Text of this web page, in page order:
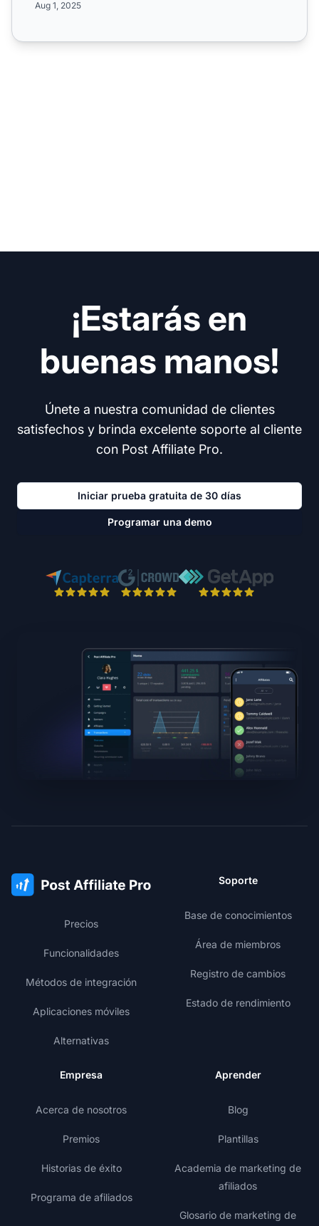
Aug 1, 2025
¡Estarás en
buenas manos!
Únete a nuestra comunidad de clientes
satisfechos y brinda excelente soporte al cliente
con Post Affiliate Pro.
Iniciar prueba gratuita de 30 días
Programar una demo
Precios
Funcionalidades
Métodos de integración
Aplicaciones móviles
Alternativas
Soporte
Base de conocimientos
Área de miembros
Registro de cambios
Estado de rendimiento
Empresa
Acerca de nosotros
Premios
Historias de éxito
Programa de afiliados
Aprender
Blog
Plantillas
Academia de marketing de
afiliados
Glosario de marketing de